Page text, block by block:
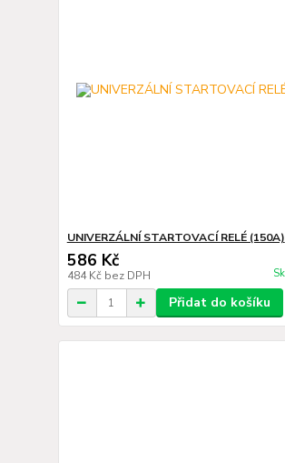
UNIVERZÁLNÍ STARTOVACÍ RELÉ (150A)
586 Kč
484 Kč bez DPH
Přidat do košíku